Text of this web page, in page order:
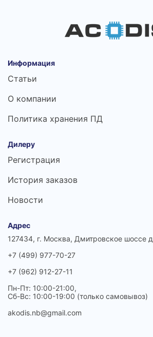
Информация
Статьи
О компании
Политика хранения ПД
Дилеру
Регистрация
История заказов
Новости
Адрес
127434, г. Москва, Дмитровское шоссе
+7 (499) 977-70-27
+7 (962) 912-27-11
Пн-Пт: 10:00-21:00,
Сб-Вс: 10:00-19:00 (только самовывоз)
akodis.nb@gmail.com